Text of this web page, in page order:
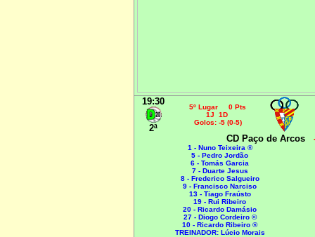
19:30
2ª
5º Lugar 0 Pts
1J 1D
Golos: -5 (0-5)
CD Paço de Arcos
1 - Nuno Teixeira ®
5 - Pedro Jordão
6 - Tomás Garcia
7 - Duarte Jesus
8 - Frederico Salgueiro
9 - Francisco Narciso
13 - Tiago Fraústo
19 - Rui Ribeiro
20 - Ricardo Damásio
27 - Diogo Cordeiro ©
10 - Ricardo Ribeiro ®
TREINADOR: Lúcio Morais